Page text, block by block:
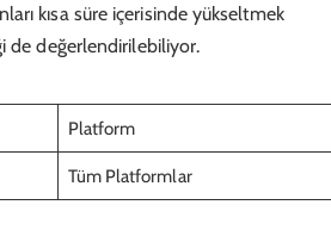
kısa süre içerisinde yükseltmek
de değerlendirilebiliyor.
Platform
Tüm Platformlar